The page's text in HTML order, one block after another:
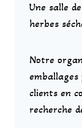
Une salle
herbes
Notre
emballages
clients en
recherche